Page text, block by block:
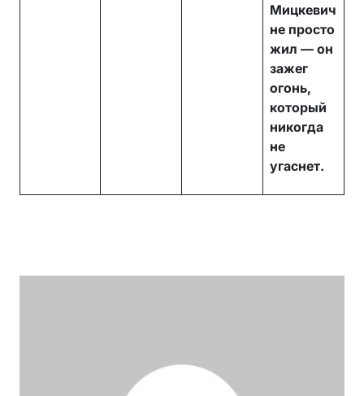
Мицкевич
не просто
жил — он
зажег
огонь,
который
никогда
не
угаснет.